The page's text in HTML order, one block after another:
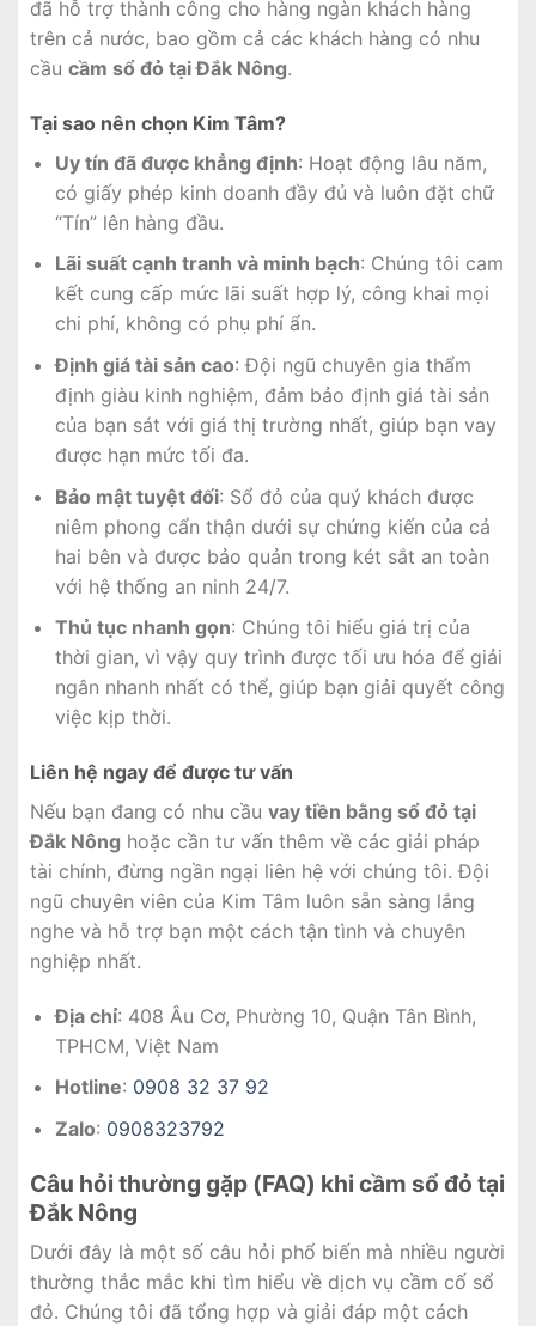
đã hỗ trợ thành công cho hàng ngàn khách hàng
trên cả nước, bao gồm cả các khách hàng có nhu
cầu cầm sổ đỏ tại Đắk Nông.
Tại sao nên chọn Kim Tâm?
Uy tín đã được khẳng định: Hoạt động lâu năm,
có giấy phép kinh doanh đầy đủ và luôn đặt chữ
“Tín” lên hàng đầu.
Lãi suất cạnh tranh và minh bạch: Chúng tôi cam
kết cung cấp mức lãi suất hợp lý, công khai mọi
chi phí, không có phụ phí ẩn.
Định giá tài sản cao: Đội ngũ chuyên gia thẩm
định giàu kinh nghiệm, đảm bảo định giá tài sản
của bạn sát với giá thị trường nhất, giúp bạn vay
được hạn mức tối đa.
Bảo mật tuyệt đối: Sổ đỏ của quý khách được
niêm phong cẩn thận dưới sự chứng kiến của cả
hai bên và được bảo quản trong két sắt an toàn
với hệ thống an ninh 24/7.
Thủ tục nhanh gọn: Chúng tôi hiểu giá trị của
thời gian, vì vậy quy trình được tối ưu hóa để giải
ngân nhanh nhất có thể, giúp bạn giải quyết công
việc kịp thời.
Liên hệ ngay để được tư vấn
Nếu bạn đang có nhu cầu vay tiền bằng sổ đỏ tại
Đắk Nông hoặc cần tư vấn thêm về các giải pháp
tài chính, đừng ngần ngại liên hệ với chúng tôi. Đội
ngũ chuyên viên của Kim Tâm luôn sẵn sàng lắng
nghe và hỗ trợ bạn một cách tận tình và chuyên
nghiệp nhất.
Địa chỉ: 408 Âu Cơ, Phường 10, Quận Tân Bình,
TPHCM, Việt Nam
Hotline: 0908 32 37 92
Zalo: 0908323792
Câu hỏi thường gặp (FAQ) khi cầm sổ đỏ tại
Đắk Nông
Dưới đây là một số câu hỏi phổ biến mà nhiều người
thường thắc mắc khi tìm hiểu về dịch vụ cầm cố sổ
đỏ. Chúng tôi đã tổng hợp và giải đáp một cách